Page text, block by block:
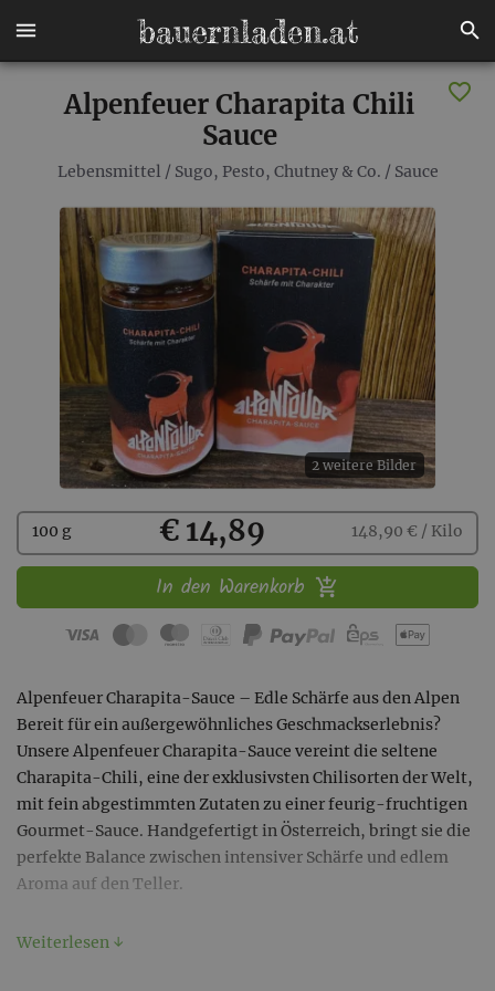
Alpenfeuer Charapita Chili
Sauce
Lebensmittel / Sugo, Pesto, Chutney & Co. / Sauce
2 weitere Bilder
Kaufen
100 g € 14,89 148,90 € / Kilo
In den Warenkorb
Alpenfeuer Charapita-Sauce – Edle Schärfe aus den Alpen
Bereit für ein außergewöhnliches Geschmackserlebnis?
Unsere Alpenfeuer Charapita-Sauce vereint die seltene
Charapita-Chili, eine der exklusivsten Chilisorten der Welt,
mit fein abgestimmten Zutaten zu einer feurig-fruchtigen
Gourmet-Sauce. Handgefertigt in Österreich, bringt sie die
perfekte Balance zwischen intensiver Schärfe und edlem
Aroma auf den Teller.
Inhalt: 100g
Weiterlesen ↓